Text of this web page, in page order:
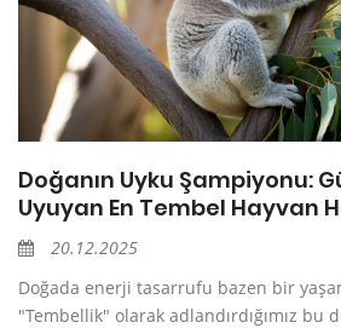
Doğanın Uyku Şampiyonu:
Uyuyan En Tembel Hayvan
20.12.2025
Doğada enerji tasarrufu bazen bir
"Tembellik" olarak adlandırdığımız bu